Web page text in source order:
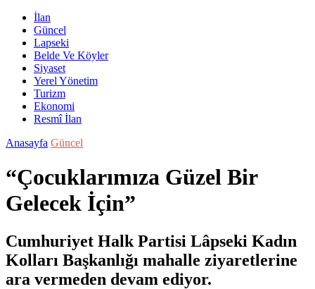
İlan
Güncel
Lapseki
Belde Ve Köyler
Siyaset
Yerel Yönetim
Turizm
Ekonomi
Resmî İlan
Anasayfa Güncel
“Çocuklarımıza Güzel Bir
Gelecek İçin”
Cumhuriyet Halk Partisi Lâpseki Kadın
Kolları Başkanlığı mahalle ziyaretlerine
ara vermeden devam ediyor.